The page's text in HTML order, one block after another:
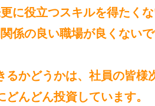
に役立つスキルを得たく
係の良い職場が良くない
かどうかは、社員の皆様
んどん投資しています。